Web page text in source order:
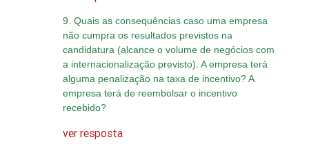
9. Quais as consequências caso uma empresa
não cumpra os resultados previstos na
candidatura (alcance o volume de negócios com
a internacionalização previsto). A empresa terá
alguma penalização na taxa de incentivo? A
empresa terá de reembolsar o incentivo
recebido?
ver resposta